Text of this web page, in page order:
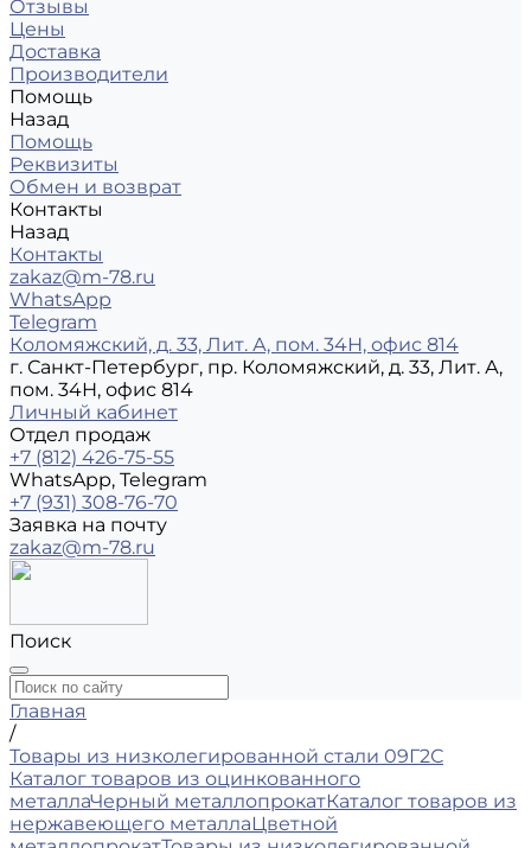
Отзывы
Цены
Доставка
Производители
Помощь
Назад
Помощь
Реквизиты
Обмен и возврат
Контакты
Назад
Контакты
zakaz@m-78.ru
WhatsApp
Telegram
Коломяжский, д. 33, Лит. А, пом. 34Н, офис 814
г. Санкт-Петербург, пр. Коломяжский, д. 33, Лит. А,
пом. 34Н, офис 814
Личный кабинет
Отдел продаж
+7 (812) 426-75-55
WhatsApp, Telegram
+7 (931) 308-76-70
Заявка на почту
zakaz@m-78.ru
Поиск
Главная
/
Товары из низколегированной стали 09Г2С
Каталог товаров из оцинкованного
металлаЧерный металлопрокатКаталог товаров из
нержавеющего металлаЦветной